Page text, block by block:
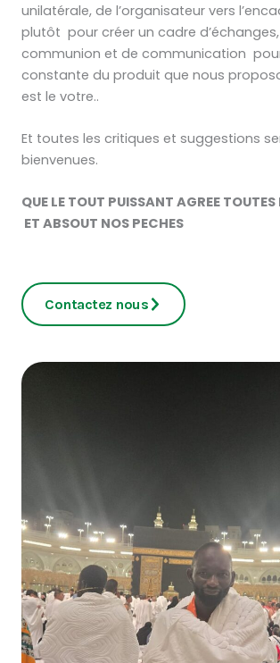
unilatérale, de l’organisateur vers
plutôt pour créer un cadre
communion et de communication
constante du produit que nous
est le votre..
Et toutes les critiques et suggestions
bienvenues.
QUE LE TOUT PUISSANT AGREE TOUTES
ET ABSOUT NOS PECHES
Contactez nous